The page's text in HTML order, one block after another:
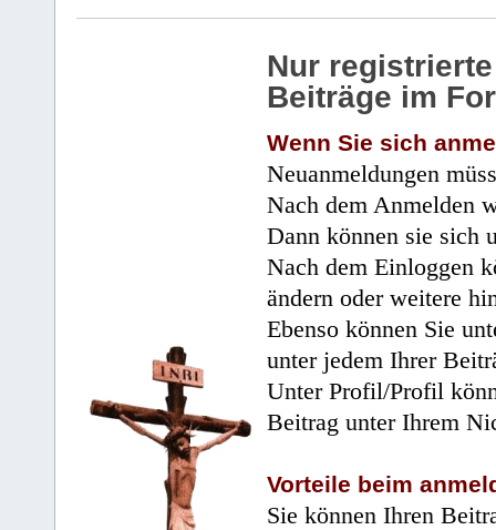
Nur
Beiträge im
Wenn Sie sich
Neuanmeldungen
Nach dem Anmelden
Dann können sie sich
Nach dem Einloggen
ändern oder weitere
Ebenso können Sie
unter jedem Ihrer
Unter Profil/Profil
Beitrag unter Ihrem
Vorteile beim
Sie können Ihren